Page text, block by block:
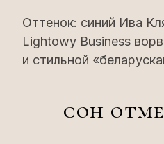
Оттенок: синий Ива
Lightowy Business
и стильной
сон